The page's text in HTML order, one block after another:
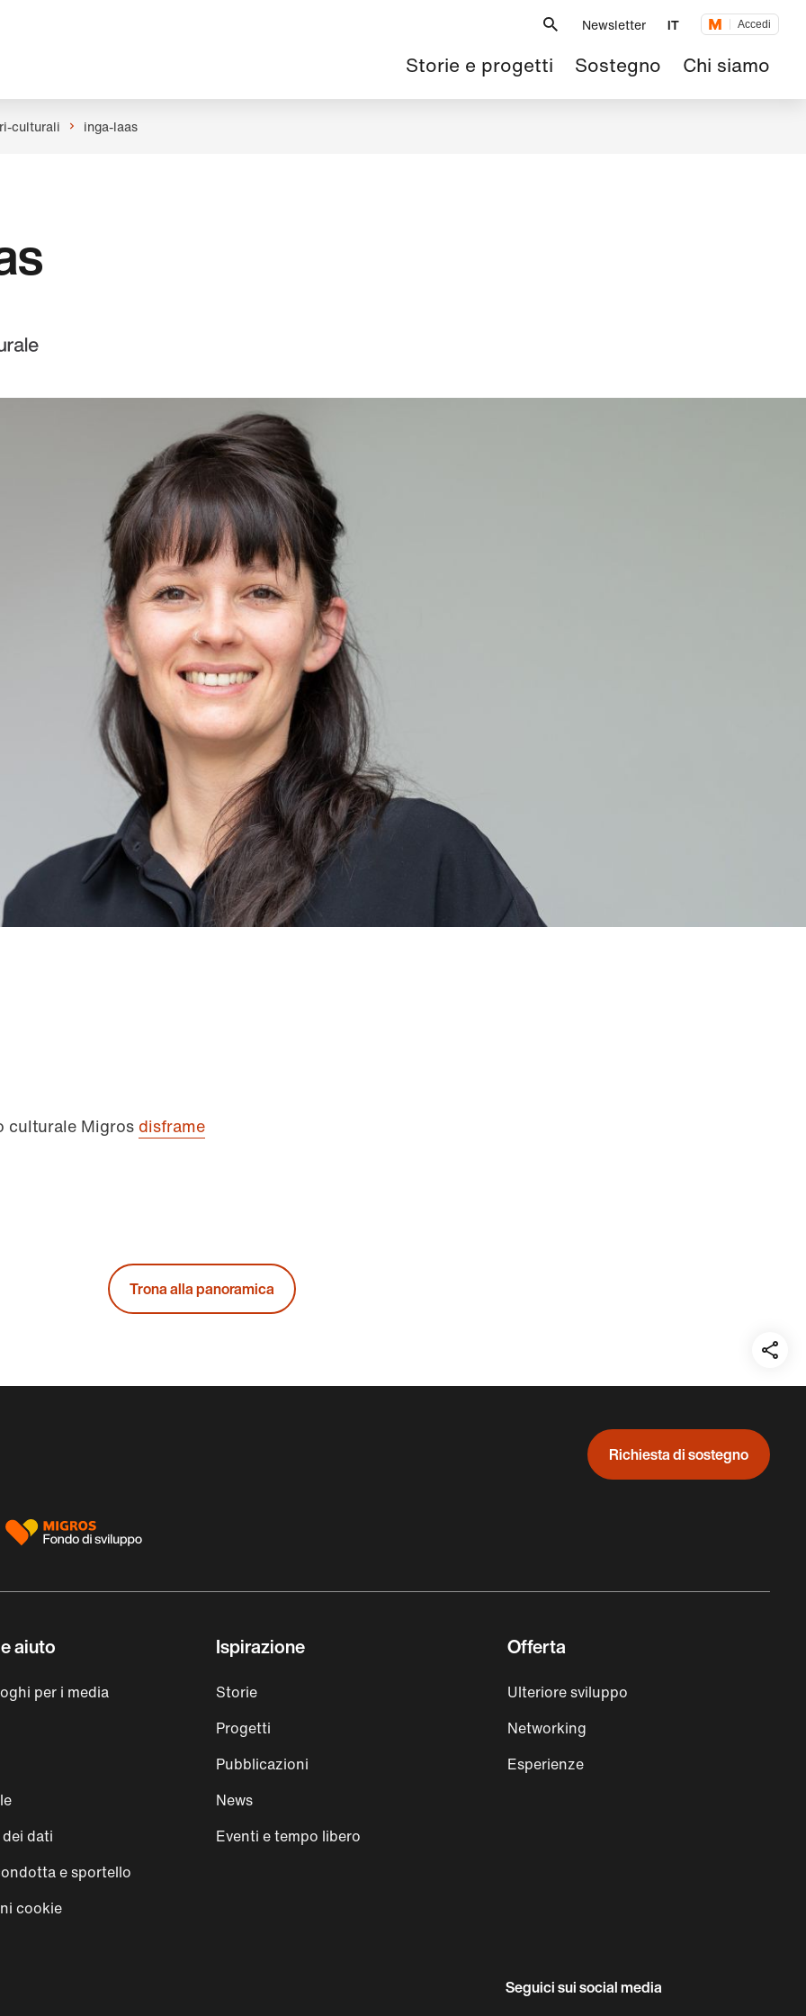
Newsletter IT Accedi
Navigazione
principale
Storie e progetti Sostegno Chi siamo
culturali inga-laas
culturale Migros disframe
Trona alla panoramica
auf:
Richiesta di sostegno
aiuto
per i media
dati
e sportello
cookie
Ispirazione
Storie
Progetti
Pubblicazioni
News
Eventi e tempo libero
Offerta
Ulteriore sviluppo
Networking
Esperienze
Seguici sui social media